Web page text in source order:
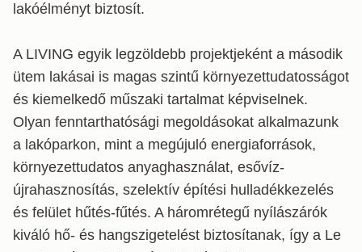
lakóélményt biztosít.
A LIVING egyik legzöldebb projektjeként a második
ütem lakásai is magas szintű környezettudatosságot
és kiemelkedő műszaki tartalmat képviselnek.
Olyan fenntarthatósági megoldásokat alkalmazunk
a lakóparkon, mint a megújuló energiaforrások,
környezettudatos anyaghasználat, esővíz-
újrahasznosítás, szelektív építési hulladékkezelés
és felület hűtés-fűtés. A háromrétegű nyílászárók
kiváló hő- és hangszigetelést biztosítanak, így a Le